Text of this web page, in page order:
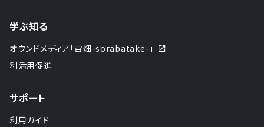
学ぶ知る
オウンドメディア「宙畑-sorabatake-」
利活用促進
サポート
利用ガイド